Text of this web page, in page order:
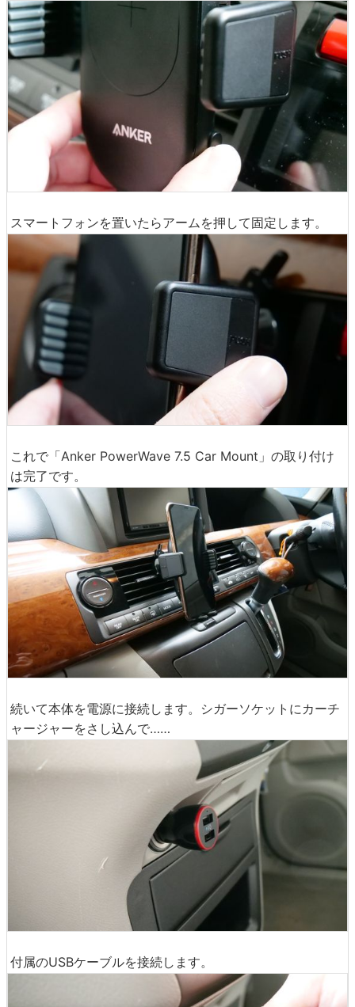
スマートフォンを置いたらアームを押して固定します。
これで「Anker PowerWave 7.5 Car Mount」の取り付け
は完了です。
続いて本体を電源に接続します。シガーソケットにカーチ
ャージャーをさし込んで……
付属のUSBケーブルを接続します。